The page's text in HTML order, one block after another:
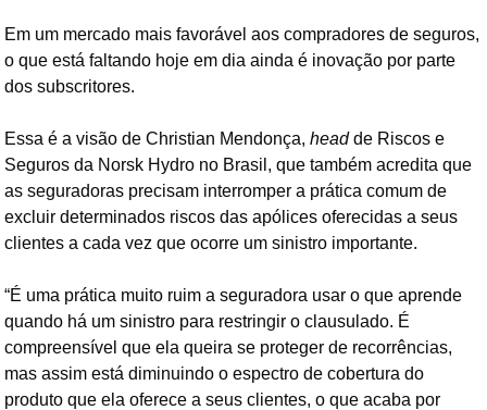
Em um mercado mais favorável aos compradores de seguros,
o que está faltando hoje em dia ainda é inovação por parte
dos subscritores.
Essa é a visão de Christian Mendonça, head de Riscos e
Seguros da Norsk Hydro no Brasil, que também acredita que
as seguradoras precisam interromper a prática comum de
excluir determinados riscos das apólices oferecidas a seus
clientes a cada vez que ocorre um sinistro importante.
“É uma prática muito ruim a seguradora usar o que aprende
quando há um sinistro para restringir o clausulado. É
compreensível que ela queira se proteger de recorrências,
mas assim está diminuindo o espectro de cobertura do
produto que ela oferece a seus clientes, o que acaba por